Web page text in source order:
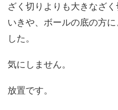
ざく切りよりも大きなざ
いきや、ボールの底の方
した。
気にしません。
放置です。